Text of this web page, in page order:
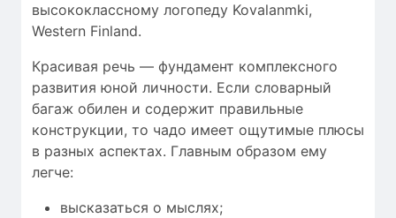
высококлассному логопеду Kovalanmki,
Western Finland.
Красивая речь — фундамент комплексного
развития юной личности. Если словарный
багаж обилен и содержит правильные
конструкции, то чадо имеет ощутимые плюсы
в разных аспектах. Главным образом ему
легче:
высказаться о мыслях;